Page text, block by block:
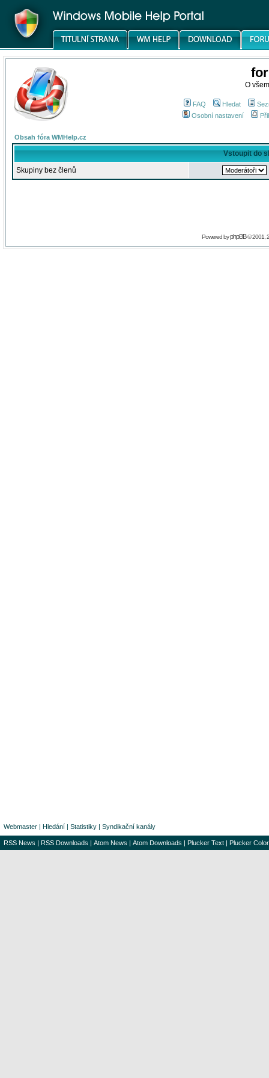
O
FAQ Hledat
Osobní nastavení
Obsah fóra WMHelp.cz
Vstoupit do
Skupiny bez členů
Powered byphpBB© 2001,
Webmaster | Hledání | Statistiky | Syndikační kanály
RSS News | RSS Downloads | Atom News | Atom Downloads | Plucker Text | Plucker Color